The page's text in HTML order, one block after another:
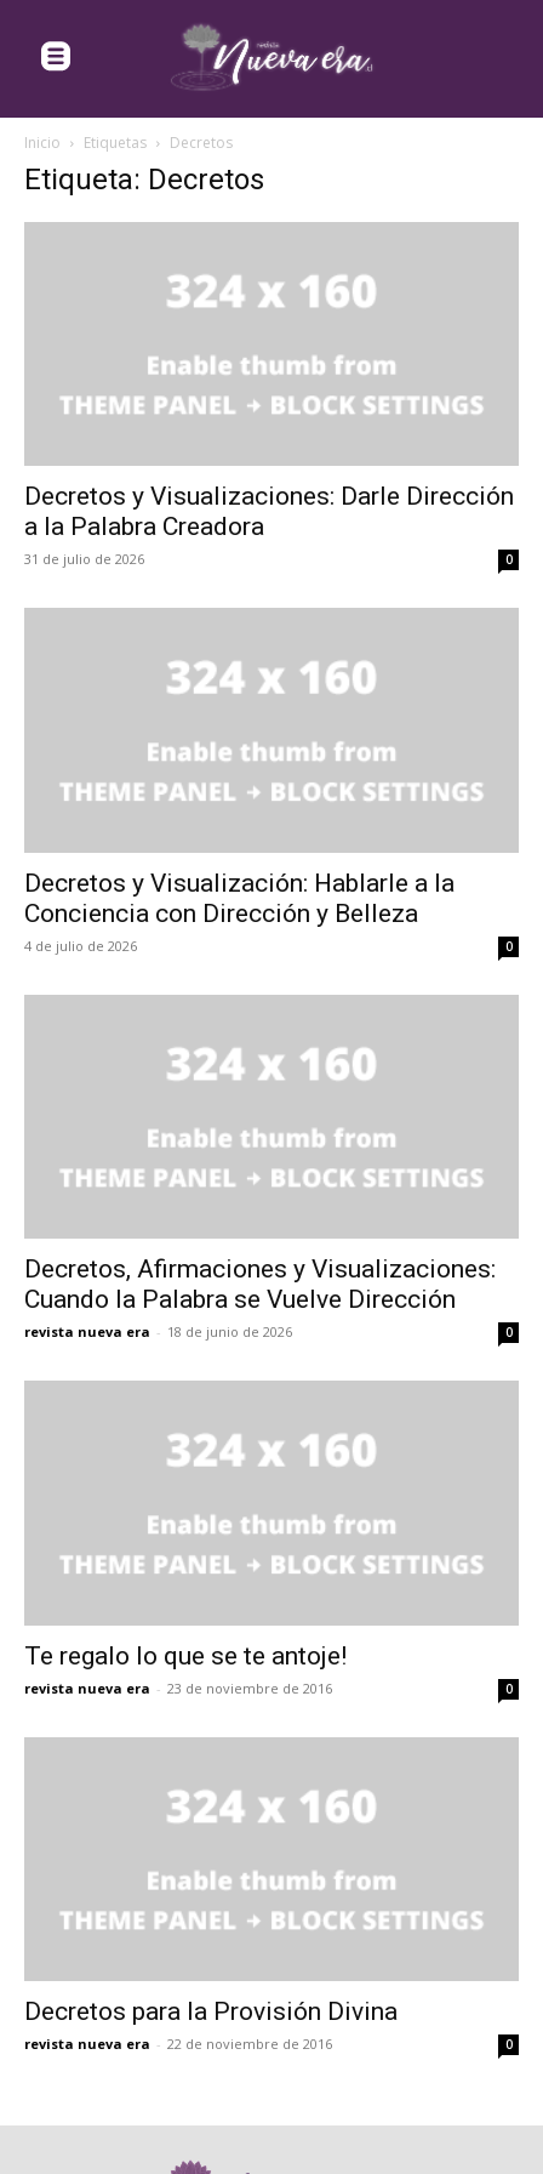
Inicio Etiquetas Decretos
Etiqueta: Decretos
Decretos y Visualizaciones: Darle Dirección
a la Palabra Creadora
31 de julio de 2026 0
Decretos y Visualización: Hablarle a la
Conciencia con Dirección y Belleza
4 de julio de 2026 0
Decretos, Afirmaciones y Visualizaciones:
Cuando la Palabra se Vuelve Dirección
revista nueva era - 18 de junio de 2026 0
Te regalo lo que se te antoje!
revista nueva era - 23 de noviembre de 2016 0
Decretos para la Provisión Divina
revista nueva era - 22 de noviembre de 2016 0